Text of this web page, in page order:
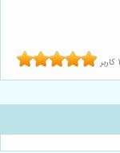
1 کاربر